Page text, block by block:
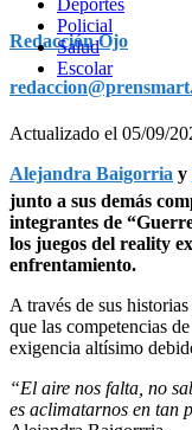
Deportes
Policial
Salud
Escolar
Redacción Ojo
Actualizado el 05/09/
Alejandra Baigorria y
junto a sus demás
integrantes de
los juegos del reality
enfrentamiento.
A través de sus
que las competencias de
exigencia altísimo
“El aire nos falta, no
es aclimatarnos en tan